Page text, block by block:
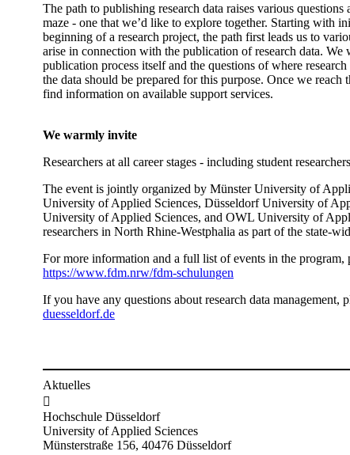
The path to publishing research data raises various
maze - one that we’d like to explore together. Starting with
beginning of a research project, the path first leads us to
arise in connection with the publication of research data.
publication process itself and the questions of where
the data should be prepared for this purpose. Once we
find information on available support services.
We warmly invite
Researchers at all career stages - including student
The event is jointly organized by Münster University of
University of Applied Sciences, Düsseldorf University of
University of Applied Sciences, and OWL University of
researchers in North Rhine-Westphalia as part of the state-
For more information and a full list of events in the program,
https://www.fdm.nrw/fdm-schulungen​
​If you have any questions about research data management,
duesseldorf.de​​​​​​
Aktuelles

Hochschule Düsseldorf
University of Applied Sciences
Münsterstraße 156, 40476 Düsseldorf